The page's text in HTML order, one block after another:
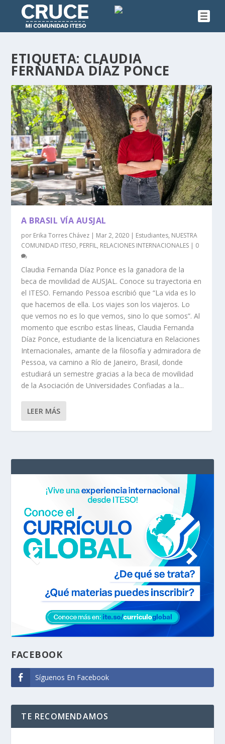
ETIQUETA: CLAUDIA
FERNANDA DÍAZ PONCE
A BRASIL VÍA AUSJAL
por Erika Torres Chávez | Mar 2, 2020 | Estudiantes, NUESTRA
COMUNIDAD ITESO, PERFIL, RELACIONES INTERNACIONALES | 0
Claudia Fernanda Díaz Ponce es la ganadora de la
beca de movilidad de AUSJAL. Conoce su trayectoria en
el ITESO. Fernando Pessoa escribió que “La vida es lo
que hacemos de ella. Los viajes son los viajeros. Lo
que vemos no es lo que vemos, sino lo que somos”. Al
momento que escribo estas líneas, Claudia Fernanda
Díaz Ponce, estudiante de la licenciatura en Relaciones
Internacionales, amante de la filosofía y admiradora de
Pessoa, va camino a Río de Janeiro, Brasil, donde
estudiará un semestre gracias a la beca de movilidad
de la Asociación de Universidades Confiadas a la...
LEER MÁS
FACEBOOK
Síguenos En Facebook
TE RECOMENDAMOS